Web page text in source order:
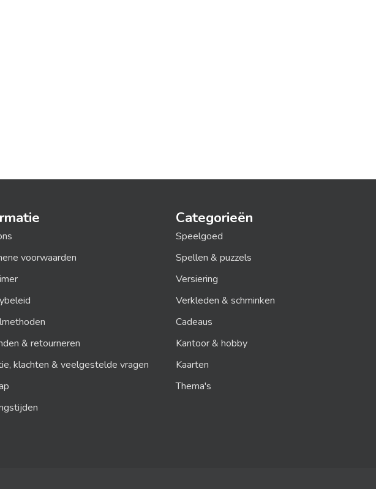
voorwaarden
& retourneren
klachten & veelgestelde vragen
Categorieën
Speelgoed
Spellen & puzzels
Versiering
Verkleden & schminken
Cadeaus
Kantoor & hobby
Kaarten
Thema's